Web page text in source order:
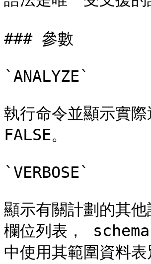
### 參數
`ANALYZE`
執行命令並顯示實
FALSE。
`VERBOSE`
顯示有關計劃的其
欄位列表，
中使用其範圍資料